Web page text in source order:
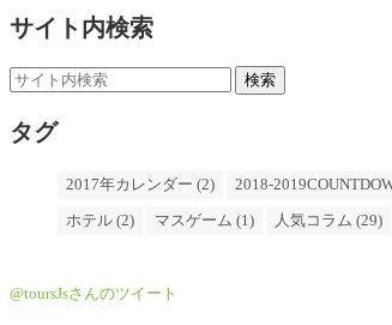
サイト内検索
タグ
2017年カレンダー (2) 2018-
ホテル (2)
マスゲーム (1) 人気コラム (29)
@toursJsさんのツイート